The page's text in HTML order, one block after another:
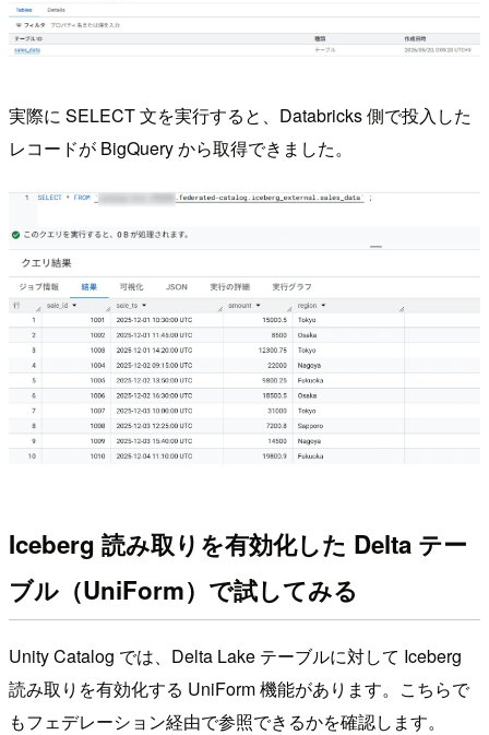
実際に SELECT 文を実行すると、Databricks 側で投入した
レコードが BigQuery から取得できました。
Iceberg 読み取りを有効化した Delta テー
ブル（UniForm）で試してみる
Unity Catalog では、Delta Lake テーブルに対して Iceberg
読み取りを有効化する UniForm 機能があります。こちらで
もフェデレーション経由で参照できるかを確認します。